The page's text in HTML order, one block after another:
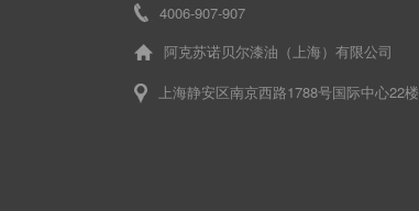
4006-907-907
阿克苏诺贝尔漆油（上海）有限公司
上海静安区南京西路1788号国际中心22楼